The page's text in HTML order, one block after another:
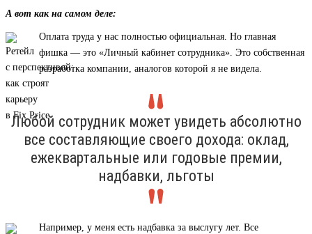
А вот как на самом деле:
Оплата труда у нас полностью официальная. Но главная
фишка — это «Личный кабинет сотрудника». Это собственная
разработка компании, аналогов которой я не видела.
Любой сотрудник может увидеть абсолютно
все составляющие своего дохода: оклад,
ежеквартальные или годовые премии,
надбавки, льготы
Например, у меня есть надбавка за выслугу лет. Все